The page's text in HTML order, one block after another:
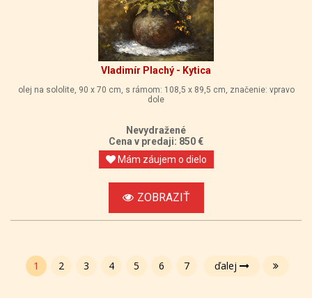
Vladimír Plachý - Kytica
olej na sololite, 90 x 70 cm, s rámom: 108,5 x 89,5 cm, značenie: vpravo
dole
Nevydražené
Cena v predaji: 850 €
Mám záujem o dielo
ZOBRAZIŤ
1 2 3 4 5 6 7 ďalej